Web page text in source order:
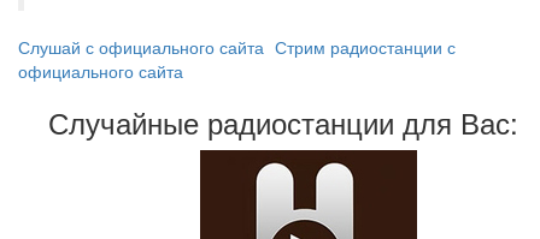
Слушай с официального сайта Стрим радиостанции с
официального сайта
Случайные радиостанции для Вас: